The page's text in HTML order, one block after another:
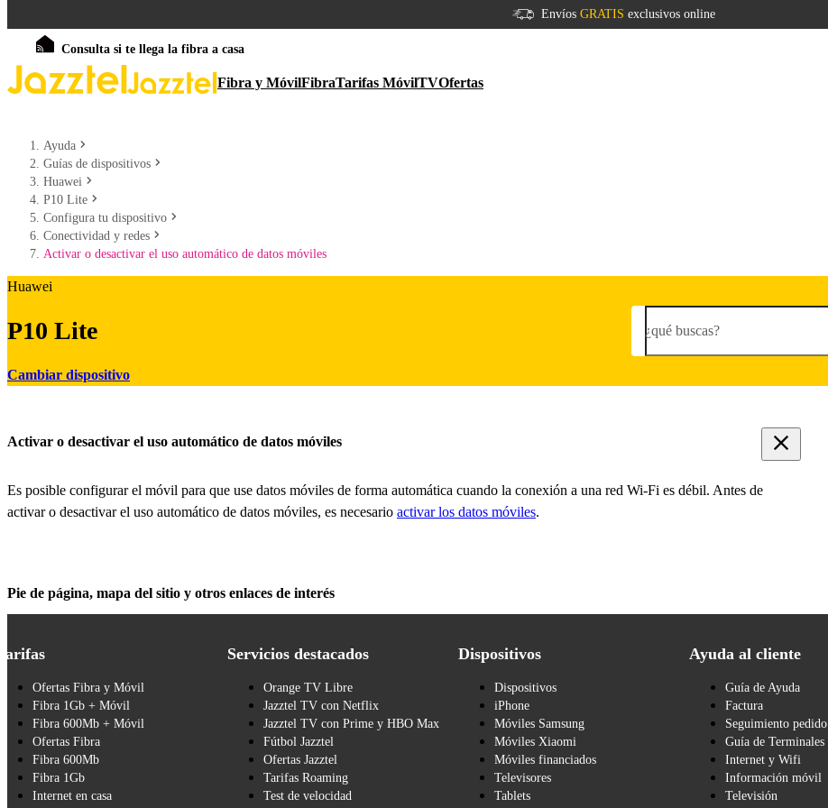
Envíos GRATIS exclusivos online
Consulta si te llega la fibra a casa
Fibra y MóvilFibraTarifas MóvilTVOfertas
Ayuda
Guías de dispositivos
Huawei
P10 Lite
Configura tu dispositivo
Conectividad y redes
Activar o desactivar el uso automático de datos móviles
Huawei
P10 Lite
Cambiar dispositivo
¿qué buscas?
Activar o desactivar el uso automático de datos móviles
Es posible configurar el móvil para que use datos móviles de forma automática cuando la conexión a una red Wi-Fi es débil. Antes de
activar o desactivar el uso automático de datos móviles, es necesario activar los datos móviles.
Pie de página, mapa del sitio y otros enlaces de interés
Ofertas Fibra y Móvil
Fibra 1Gb + Móvil
Fibra 600Mb + Móvil
Ofertas Fibra
Fibra 600Mb
Fibra 1Gb
Internet en casa
Servicios destacados
Orange TV Libre
Jazztel TV con Netflix
Jazztel TV con Prime y HBO Max
Fútbol Jazztel
Ofertas Jazztel
Tarifas Roaming
Test de velocidad
Dispositivos
Dispositivos
iPhone
Móviles Samsung
Móviles Xiaomi
Móviles financiados
Televisores
Tablets
Ayuda al cliente
Guía de Ayuda
Factura
Seguimiento pedido
Guía de Terminales
Internet y Wifi
Información móvil
Televisión